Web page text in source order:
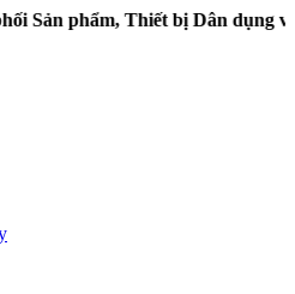
Thiết bị Dân dụng và